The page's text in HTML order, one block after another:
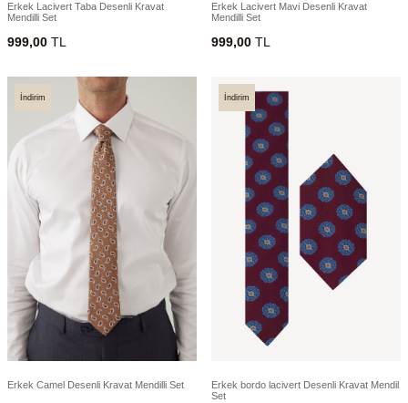
Erkek Lacivert Taba Desenli Kravat
Mendilli Set
999,00 TL
Erkek Lacivert Mavi Desenli Kravat
Mendilli Set
999,00 TL
İndirim
Erkek Camel Desenli Kravat Mendilli Set
İndirim
Erkek bordo lacivert Desenli Kravat Mendil
Set